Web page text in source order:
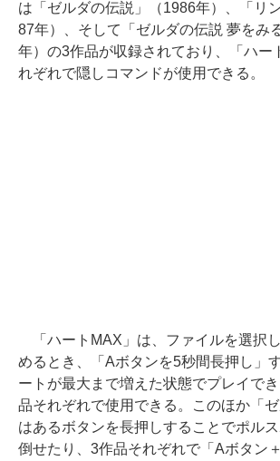
は「ゼルダの伝説」（1986年）、「リ
87年）、そして「ゼルダの伝説 夢をみ
年）の3作品が収録されており、「ハー
れぞれで隠しコマンドが使用できる。
「ハートMAX」は、ファイルを選択
めるとき、「Aボタンを5秒間長押し」
ートが最大まで増えた状態でプレイで
品それぞれで使用できる。このほか「
はあるボタンを長押しすることでポル
倒せたり、3作品それぞれで「Aボタン